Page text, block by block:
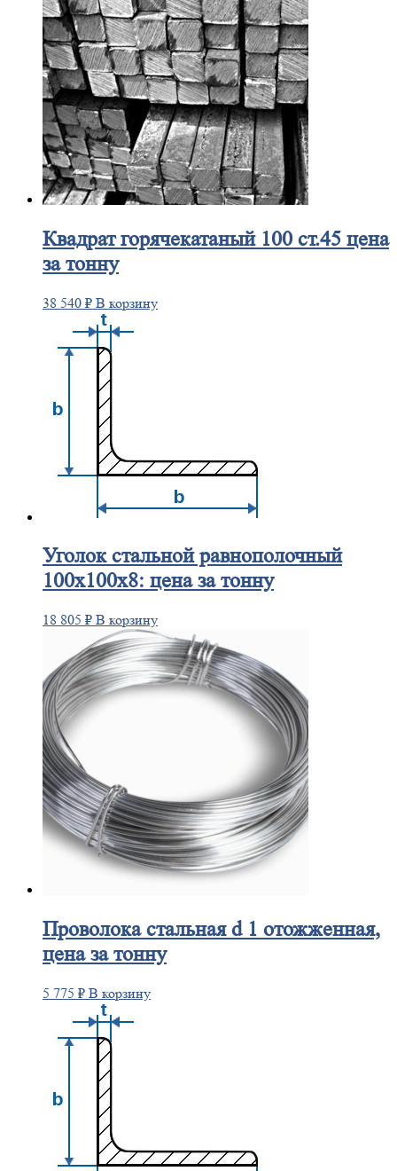
Квадратгорячекатаный 100 ст.45 цена
за тонну
38 540 ₽ В корзину
Уголокстальной равнополочный
100х100х8: цена за тонну
18 805 ₽ В корзину
Проволокастальная d 1 отожженная,
цена за тонну
5 775 ₽ В корзину